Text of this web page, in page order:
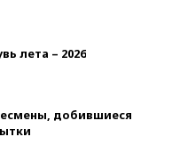
лета – 2026
добившиеся